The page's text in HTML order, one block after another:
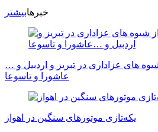
خبرهابیشتر
های عزاداری در تبریز و اردبیل و …
عاشورا و تاسوعا
یکه‌تازی موتورهای سنگین در اهواز